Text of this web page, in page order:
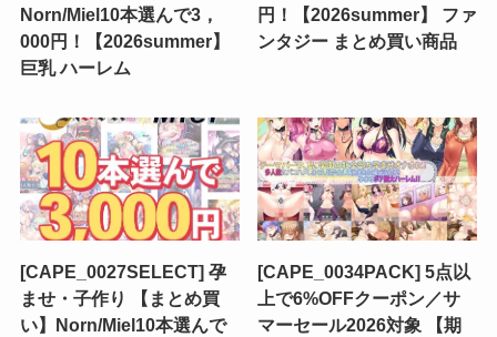
Norn/Miel10本選んで3，
000円！【2026summer】
巨乳 ハーレム
円！【2026summer】 ファ
ンタジー まとめ買い商品
[CAPE_0027SELECT] 孕
ませ・子作り 【まとめ買
い】Norn/Miel10本選んで
[CAPE_0034PACK] 5点以
上で6%OFFクーポン／サ
マーセール2026対象 【期